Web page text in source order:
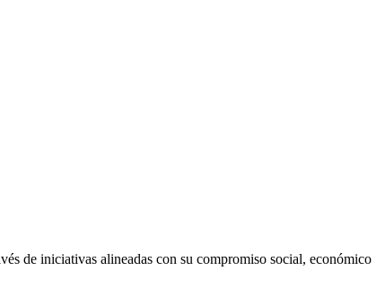
de iniciativas alineadas con su compromiso social, económico